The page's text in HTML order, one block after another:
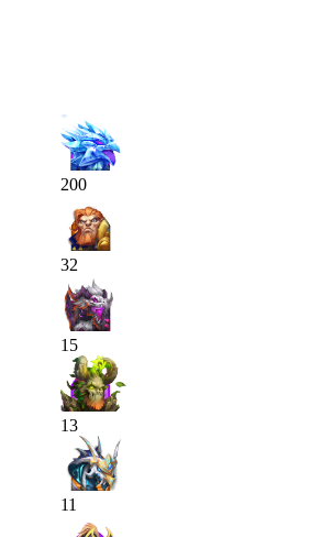
200
32
15
13
11